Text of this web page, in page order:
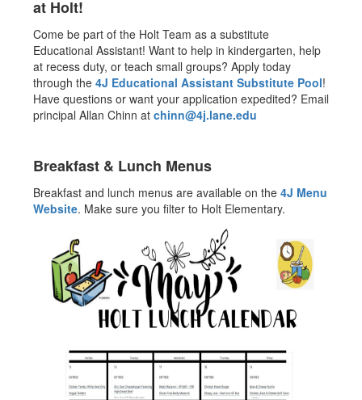
at Holt!
Come be part of the Holt Team as a substitute
Educational Assistant! Want to help in kindergarten, help
at recess duty, or teach small groups? Apply today
through the 4J Educational Assistant Substitute Pool!
Have questions or want your application expedited? Email
principal Allan Chinn at chinn@4j.lane.edu
Breakfast & Lunch Menus
Breakfast and lunch menus are available on the 4J Menu
Website. Make sure you filter to Holt Elementary.